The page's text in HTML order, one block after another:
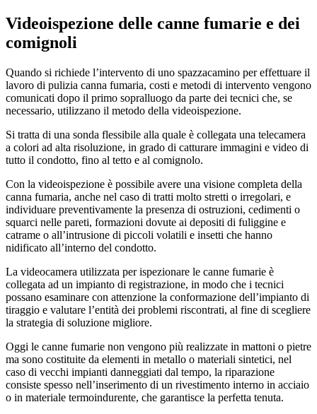
Videoispezione delle canne fumarie e dei
comignoli
Quando si richiede l’intervento di uno spazzacamino per effettuare il
lavoro di pulizia canna fumaria, costi e metodi di intervento vengono
comunicati dopo il primo sopralluogo da parte dei tecnici che, se
necessario, utilizzano il metodo della videoispezione.
Si tratta di una sonda flessibile alla quale è collegata una telecamera
a colori ad alta risoluzione, in grado di catturare immagini e video di
tutto il condotto, fino al tetto e al comignolo.
Con la videoispezione è possibile avere una visione completa della
canna fumaria, anche nel caso di tratti molto stretti o irregolari, e
individuare preventivamente la presenza di ostruzioni, cedimenti o
squarci nelle pareti, formazioni dovute ai depositi di fuliggine e
catrame o all’intrusione di piccoli volatili e insetti che hanno
nidificato all’interno del condotto.
La videocamera utilizzata per ispezionare le canne fumarie è
collegata ad un impianto di registrazione, in modo che i tecnici
possano esaminare con attenzione la conformazione dell’impianto di
tiraggio e valutare l’entità dei problemi riscontrati, al fine di scegliere
la strategia di soluzione migliore.
Oggi le canne fumarie non vengono più realizzate in mattoni o pietre
ma sono costituite da elementi in metallo o materiali sintetici, nel
caso di vecchi impianti danneggiati dal tempo, la riparazione
consiste spesso nell’inserimento di un rivestimento interno in acciaio
o in materiale termoindurente, che garantisce la perfetta tenuta.